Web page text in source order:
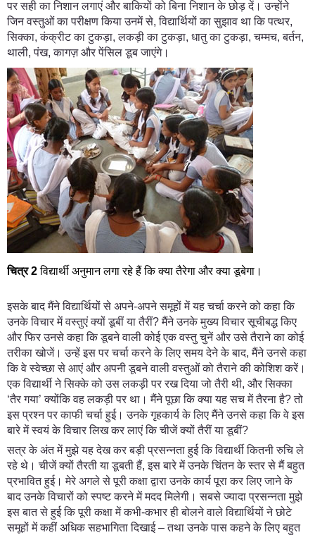
पर सही का निशान लगाएं और बाकियों को बिना निशान के छोड़ दें। उन्होंने
जिन वस्तुओं का परीक्षण किया उनमें से, विद्यार्थियों का सुझाव था कि पत्थर,
सिक्का, कंक्रीट का टुकड़ा, लकड़ी का टुकड़ा, धातु का टुकड़ा, चम्मच, बर्तन,
थाली, पंख, कागज़ और पेंसिल डूब जाएंगे।
चित्र2विद्यार्थी अनुमान लगा रहे हैं कि क्या तैरेगा और क्या डूबेगा।
इसके बाद मैंने विद्यार्थियों से अपने-अपने समूहों में यह चर्चा करने को कहा कि
उनके विचार में वस्तुएं क्यों डूबीं या तैरीं? मैंने उनके मुख्य विचार सूचीबद्ध किए
और फिर उनसे कहा कि डूबने वाली कोई एक वस्तु चुनें और उसे तैराने का कोई
तरीका खोजें। उन्हें इस पर चर्चा करने के लिए समय देने के बाद, मैंने उनसे कहा
कि वे स्वेच्छा से आएं और अपनी डूबने वाली वस्तुओं को तैराने की कोशिश करें।
एक विद्यार्थी ने सिक्के को उस लकड़ी पर रख दिया जो तैरी थी, और सिक्का
‘तैर गया’ क्योंकि वह लकड़ी पर था। मैंने पूछा कि क्या यह सच में तैरना है? तो
इस प्रश्न पर काफी चर्चा हुई। उनके गृहकार्य के लिए मैंने उनसे कहा कि वे इस
बारे में स्वयं के विचार लिख कर लाएं कि चीजें क्यों तैरीं या डूबीं?
सत्र के अंत में मुझे यह देख कर बड़ी प्रसन्नता हुई कि विद्यार्थी कितनी रुचि ले
रहे थे। चीजें क्यों तैरती या डूबती हैं, इस बारे में उनके चिंतन के स्तर से मैं बहुत
प्रभावित हुई। मेरे अगले से पूरी कक्षा द्वारा उनके कार्य पूरा कर लिए जाने के
बाद उनके विचारों को स्पष्ट करने में मदद मिलेगी। सबसे ज्यादा प्रसन्नता मुझे
इस बात से हुई कि पूरी कक्षा में कभी-कभार ही बोलने वाले विद्यार्थियों ने छोटे
समूहों में कहीं अधिक सहभागिता दिखाई – तथा उनके पास कहने के लिए बहुत